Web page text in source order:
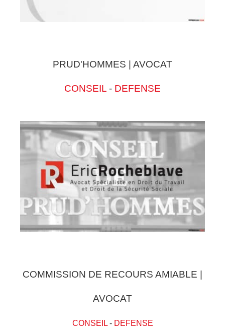
PRUD'HOMMES | AVOCAT
CONSEIL - DEFENSE
COMMISSION DE RECOURS AMIABLE |
AVOCAT
CONSEIL- DEFENSE